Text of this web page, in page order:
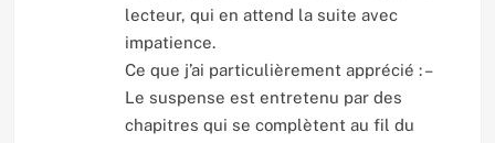
lecteur, qui en attend la suite avec
impatience.
Ce que j’ai particulièrement apprécié : –
Le suspense est entretenu par des
chapitres qui se complètent au fil du